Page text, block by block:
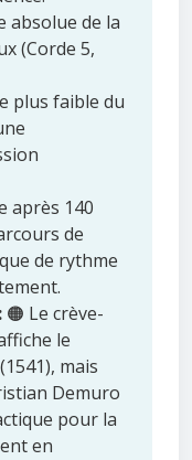
absolue de la
(Corde 5,
plus faible du
après 140
de
de rythme
🟠 Le crève-
le
mais
Demuro
pour la
en